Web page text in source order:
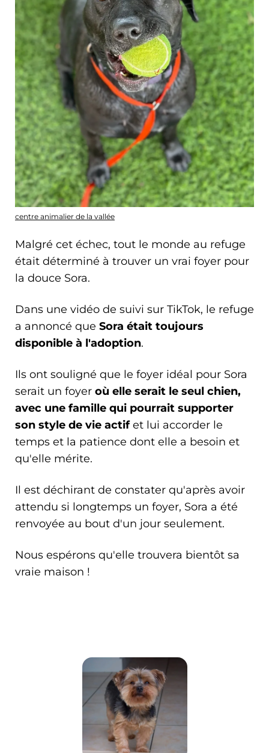
centre animalier de la vallée
Malgré cet échec, tout le monde au refuge
était déterminé à trouver un vrai foyer pour
la douce Sora.
Dans une vidéo de suivi sur TikTok, le refuge
a annoncé que Sora était toujours
disponible à l'adoption.
Ils ont souligné que le foyer idéal pour Sora
serait un foyer où elle serait le seul chien,
avec une famille qui pourrait supporter
son style de vie actifet lui accorder le
temps et la patience dont elle a besoin et
qu'elle mérite.
Il est déchirant de constater qu'après avoir
attendu si longtemps un foyer, Sora a été
renvoyée au bout d'un jour seulement.
Nous espérons qu'elle trouvera bientôt sa
vraie maison !